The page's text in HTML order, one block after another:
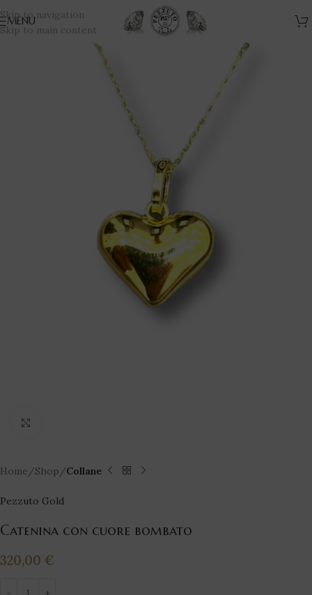
Skip to navigation
Skip to main content
MENU
Home Shop Collane
Pezzuto Gold
Catenina con cuore bombato
320,00 €